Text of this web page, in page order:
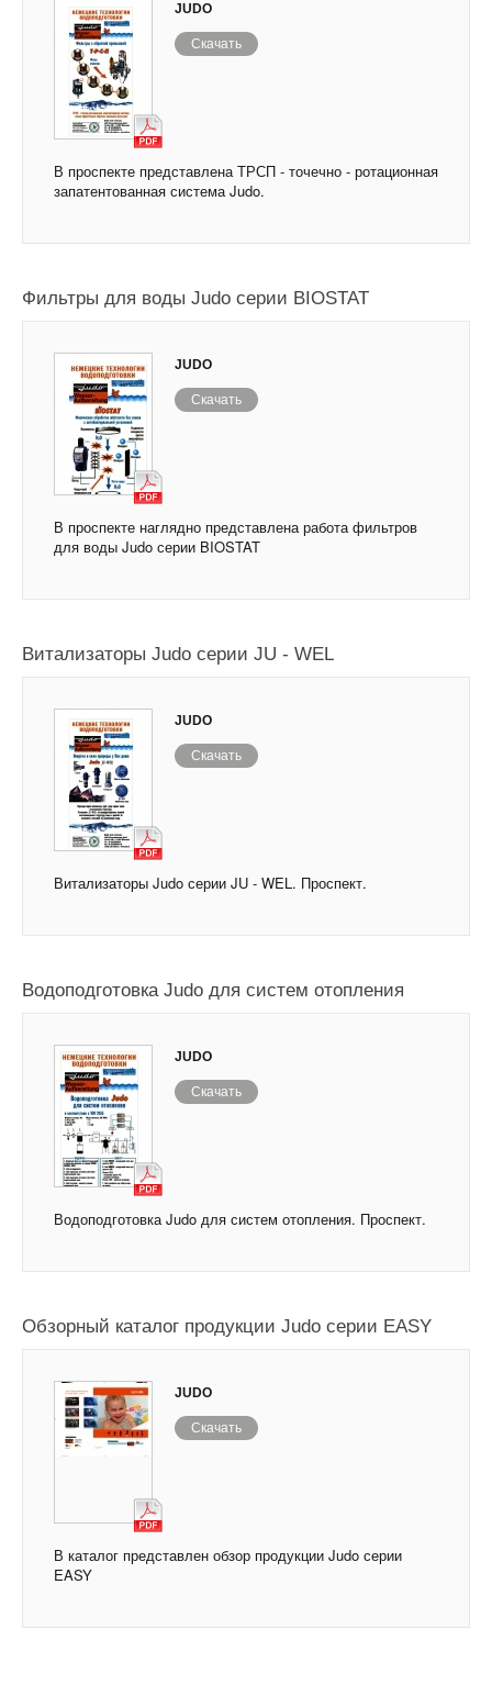
JUDO
Скачать
В проспекте представлена ТРСП - точечно - ротационная
запатентованная система Judo.
Фильтры для воды Judo серии BIOSTAT
JUDO
Скачать
В проспекте наглядно представлена работа фильтров
для воды Judo серии BIOSTAT
Витализаторы Judo серии JU - WEL
JUDO
Скачать
Витализаторы Judo серии JU - WEL. Проспект.
Водоподготовка Judo для систем отопления
JUDO
Скачать
Водоподготовка Judo для систем отопления. Проспект.
Обзорный каталог продукции Judo серии EASY
JUDO
Скачать
В каталог представлен обзор продукции Judo серии
EASY